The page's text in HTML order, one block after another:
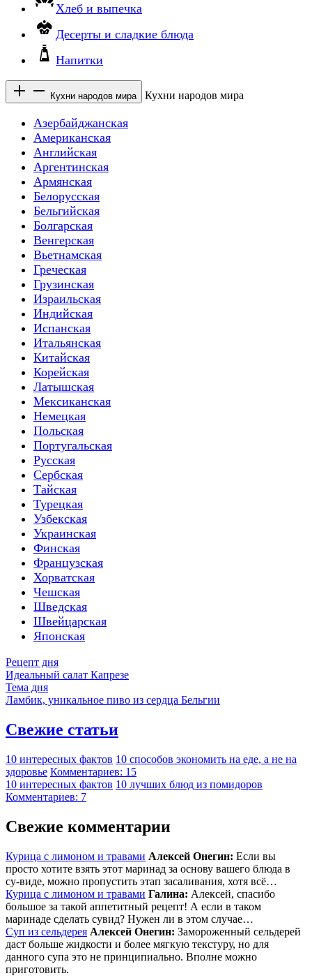
Хлеб и выпечка
Десерты и сладкие блюда
Напитки
Кухни народов мира Кухни народов мира
Азербайджанская
Американская
Английская
Аргентинская
Армянская
Белорусская
Бельгийская
Болгарская
Венгерская
Вьетнамская
Греческая
Грузинская
Израильская
Индийская
Испанская
Итальянская
Китайская
Корейская
Латышская
Мексиканская
Немецкая
Польская
Португальская
Русская
Сербская
Тайская
Турецкая
Узбекская
Украинская
Финская
Французская
Хорватская
Чешская
Шведская
Швейцарская
Японская
Рецепт дня
Идеальный салат Капрезе
Тема дня
Ламбик, уникальное пиво из сердца Бельгии
Свежие статьи
10 интересных фактов 10 способов экономить на еде, а не на
здоровье Комментариев: 15
10 интересных фактов 10 лучших блюд из помидоров
Комментариев: 7
Свежие комментарии
Курица с лимоном и травами Алексей Онегин: Если вы
просто хотите взять этот маринад за основу вашего блюда в
су-виде, можно пропустить этап засаливания, хотя всё…
Курица с лимоном и травами Галина: Алексей, спасибо
большое за такой аппетитный рецепт! А если в таком
маринаде сделать сувид? Нужен ли в этом случае…
Суп из сельдерея Алексей Онегин: Замороженный сельдерей
даст больше жидкости и более мягкую текстуру, но для
данного супа это не принципиально. Вполне можно
приготовить.